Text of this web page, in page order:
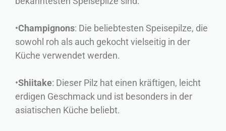
•Champignons: Die beliebtesten Speisepilze, die
sowohl roh als auch gekocht vielseitig in der
Küche verwendet werden.
•Shiitake: Dieser Pilz hat einen kräftigen, leicht
erdigen Geschmack und ist besonders in der
asiatischen Küche beliebt.